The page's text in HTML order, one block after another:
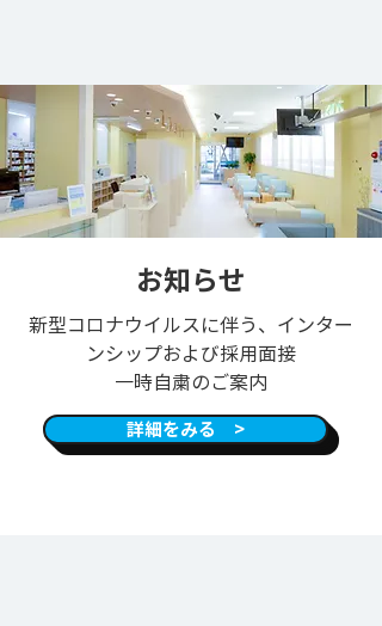
​お知らせ
新型コロナウイルスに伴う、インター
ンシップおよび採用面接
一時自粛のご案内
詳細をみる >